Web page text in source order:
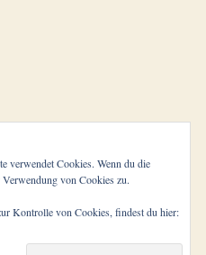
verwendet Cookies. Wenn du die
von Cookies zu.
Kontrolle von Cookies, findest du hier: